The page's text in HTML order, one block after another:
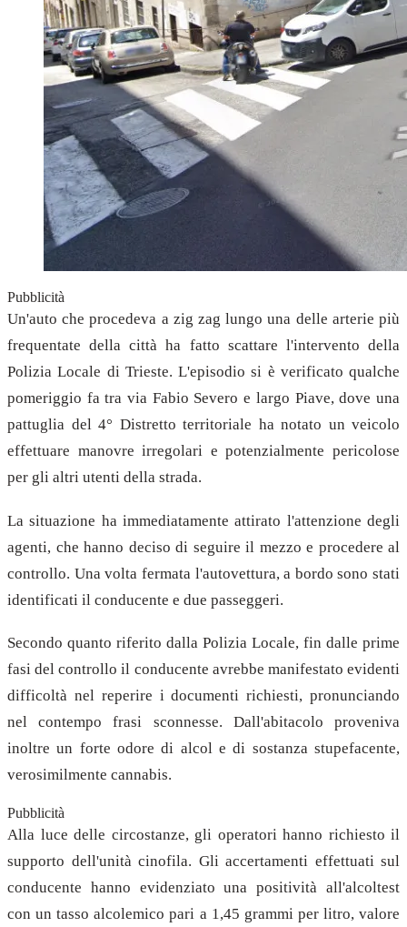
Pubblicità
Un'auto che procedeva a zig zag lungo una delle arterie più
frequentate della città ha fatto scattare l'intervento della
Polizia Locale di Trieste. L'episodio si è verificato qualche
pomeriggio fa tra via Fabio Severo e largo Piave, dove una
pattuglia del 4° Distretto territoriale ha notato un veicolo
effettuare manovre irregolari e potenzialmente pericolose
per gli altri utenti della strada.
La situazione ha immediatamente attirato l'attenzione degli
agenti, che hanno deciso di seguire il mezzo e procedere al
controllo. Una volta fermata l'autovettura, a bordo sono stati
identificati il conducente e due passeggeri.
Secondo quanto riferito dalla Polizia Locale, fin dalle prime
fasi del controllo il conducente avrebbe manifestato evidenti
difficoltà nel reperire i documenti richiesti, pronunciando
nel contempo frasi sconnesse. Dall'abitacolo proveniva
inoltre un forte odore di alcol e di sostanza stupefacente,
verosimilmente cannabis.
Pubblicità
Alla luce delle circostanze, gli operatori hanno richiesto il
supporto dell'unità cinofila. Gli accertamenti effettuati sul
conducente hanno evidenziato una positività all'alcoltest
con un tasso alcolemico pari a 1,45 grammi per litro, valore